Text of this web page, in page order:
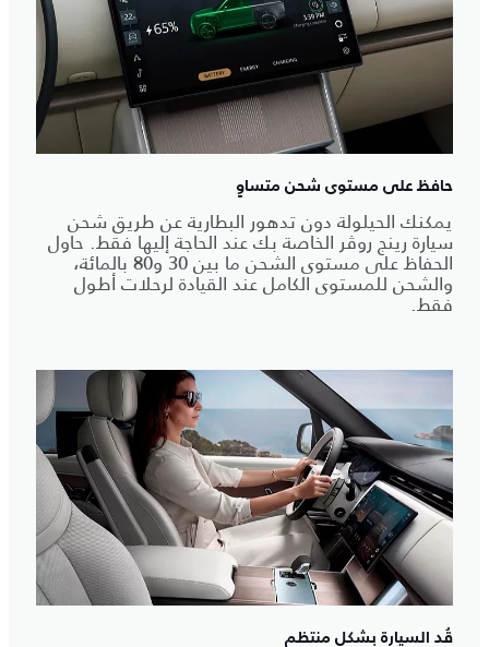
حافظ على مستوى شحن متساوٍ
يمكنك الحيلولة دون تدهور البطارية عن طريق شحن
سيارة رينج روڤر الخاصة بك عند الحاجة إليها فقط. حاول
الحفاظ على مستوى الشحن ما بين 30 و80 بالمائة،
والشحن للمستوى الكامل عند القيادة لرحلات أطول
فقط.
قُد السيارة بشكل منتظم